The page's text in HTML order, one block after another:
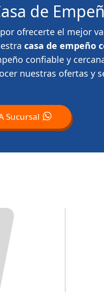
de
ofrecerte el mejor
casa de empeño
confiable y
nuestras ofertas y
Sucursal